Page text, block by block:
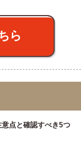
ら
点と確認すべき5つ